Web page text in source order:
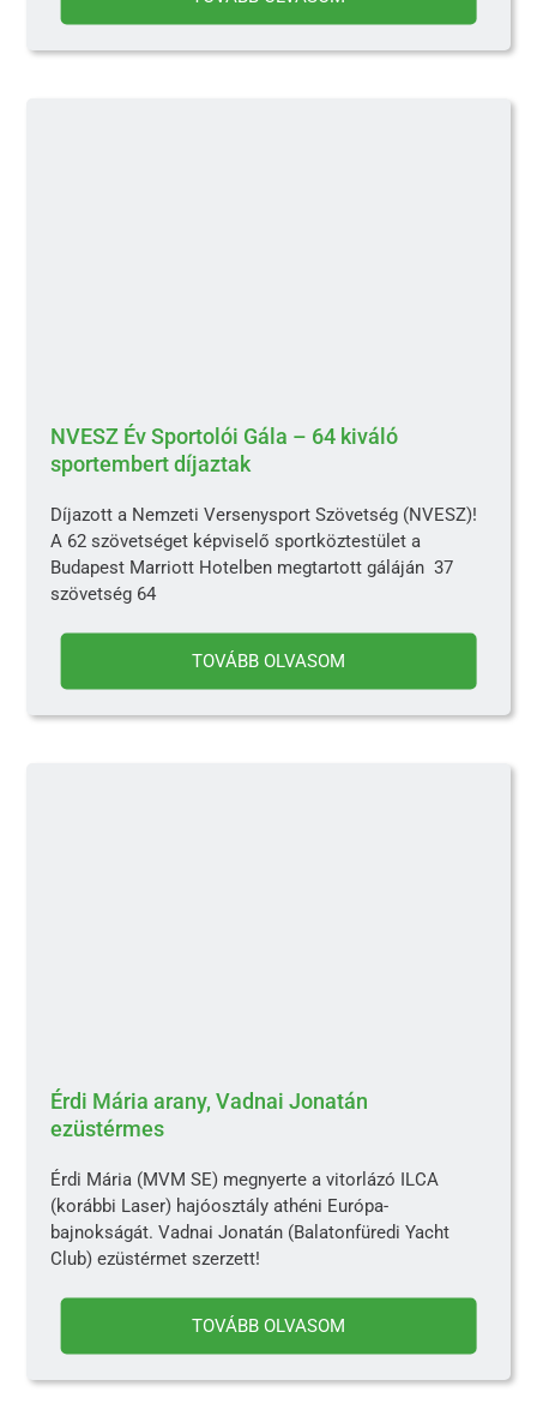
NVESZ Év Sportolói Gála – 64 kiváló
sportembert díjaztak
Díjazott a Nemzeti Versenysport Szövetség (NVESZ)!
A 62 szövetséget képviselő sportköztestület a
Budapest Marriott Hotelben megtartott gáláján 37
szövetség 64
TOVÁBB OLVASOM
Érdi Mária arany, Vadnai Jonatán
ezüstérmes
Érdi Mária (MVM SE) megnyerte a vitorlázó ILCA
(korábbi Laser) hajóosztály athéni Európa-
bajnokságát. Vadnai Jonatán (Balatonfüredi Yacht
Club) ezüstérmet szerzett!
TOVÁBB OLVASOM